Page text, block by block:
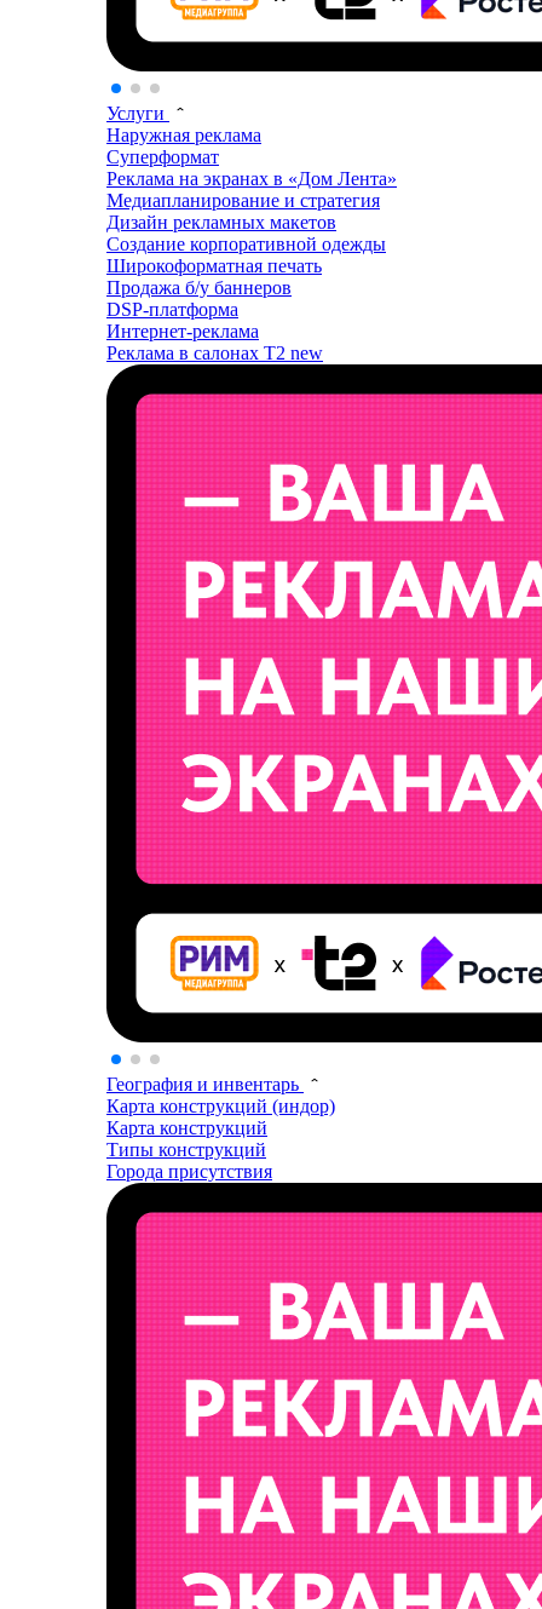
Услуги
Наружная реклама
Суперформат
Реклама на экранах в «Дом Лента»
Медиапланирование и стратегия
Дизайн рекламных макетов
Создание корпоративной одежды
Широкоформатная печать
Продажа б/у баннеров
DSP-платформа
Интернет-реклама
Реклама в салонах T2 new
География и инвентарь
Карта конструкций (индор)
Карта конструкций
Типы конструкций
Города присутствия